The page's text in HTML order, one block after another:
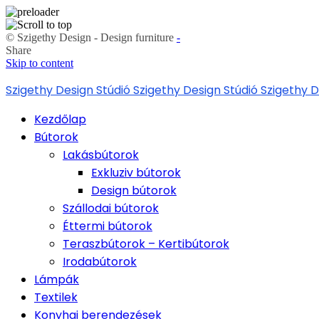
© Szigethy Design - Design furniture -
Share
Skip to content
Szigethy Design StúdióSzigethy Design StúdióSzigethy
Kezdőlap
Bútorok
Lakásbútorok
Exkluziv bútorok
Design bútorok
Szállodai bútorok
Éttermi bútorok
Teraszbútorok – Kertibútorok
Irodabútorok
Lámpák
Textilek
Konyhai berendezések